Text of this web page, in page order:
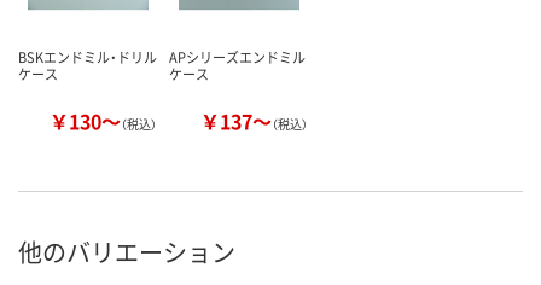
BSKエンドミル・ドリル
ケース
￥130～（税込）
APシリーズエンドミル
ケース
￥137～（税込）
他のバリエーション